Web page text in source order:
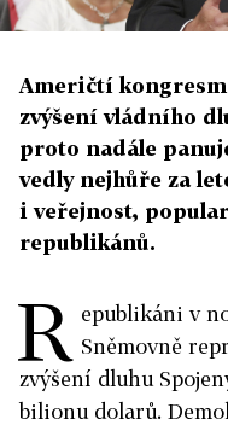
Američtí
zvýšení vládního
proto nadále
vedly nejhůře za
i veřejnost,
republikánů.
R epublikáni v
Sněmovně
zvýšení dluhu
bilionu dolarů.